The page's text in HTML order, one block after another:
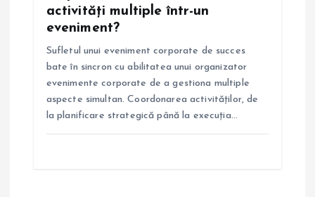
activități multiple într-un
eveniment?
Sufletul unui eveniment corporate de succes
bate în sincron cu abilitatea unui organizator
evenimente corporate de a gestiona multiple
aspecte simultan. Coordonarea activităților, de
la planificare strategică până la execuția…